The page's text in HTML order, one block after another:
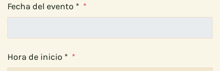
Fecha del evento * *
Hora de inicio * *